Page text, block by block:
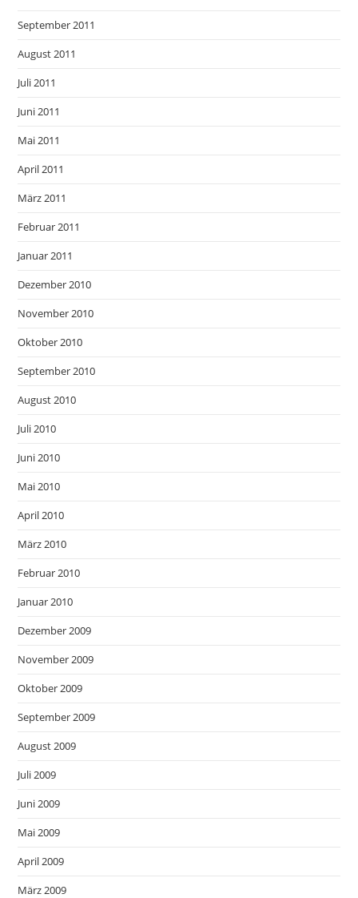
September 2011
August 2011
Juli 2011
Juni 2011
Mai 2011
April 2011
März 2011
Februar 2011
Januar 2011
Dezember 2010
November 2010
Oktober 2010
September 2010
August 2010
Juli 2010
Juni 2010
Mai 2010
April 2010
März 2010
Februar 2010
Januar 2010
Dezember 2009
November 2009
Oktober 2009
September 2009
August 2009
Juli 2009
Juni 2009
Mai 2009
April 2009
März 2009